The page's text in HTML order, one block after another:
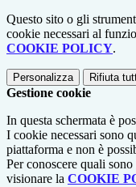
Questo sito o gli
cookie necessari al
COOKIE POLICY.
Personalizza Rifiuta
Gestione cookie
In questa schermata è
I cookie necessari sono
piattaforma e non è
Per conoscere quali
visionare la COOKIE